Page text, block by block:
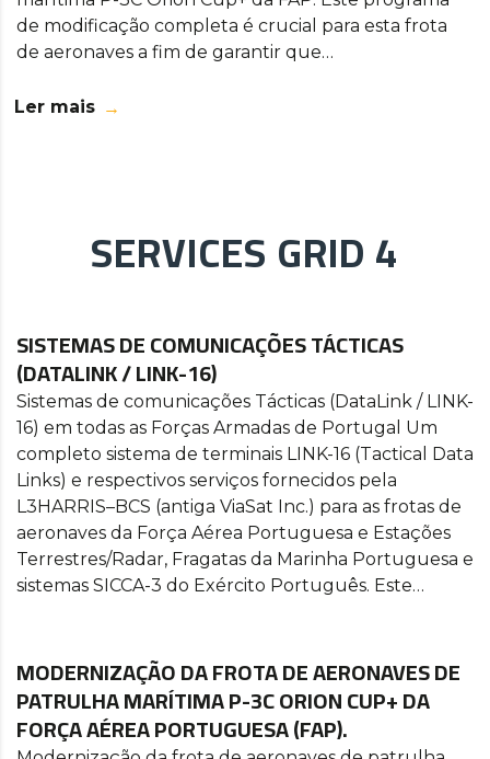
de modificação completa é crucial para esta frota
de aeronaves a fim de garantir que…
Ler mais
SERVICES GRID 4
SISTEMAS DE COMUNICAÇÕES TÁCTICAS
(DATALINK / LINK-16)
Sistemas de comunicações Tácticas (DataLink / LINK-
16) em todas as Forças Armadas de Portugal Um
completo sistema de terminais LINK-16 (Tactical Data
Links) e respectivos serviços fornecidos pela
L3HARRIS–BCS (antiga ViaSat Inc.) para as frotas de
aeronaves da Força Aérea Portuguesa e Estações
Terrestres/Radar, Fragatas da Marinha Portuguesa e
sistemas SICCA-3 do Exército Português. Este…
MODERNIZAÇÃO DA FROTA DE AERONAVES DE
PATRULHA MARÍTIMA P-3C ORION CUP+ DA
FORÇA AÉREA PORTUGUESA (FAP).